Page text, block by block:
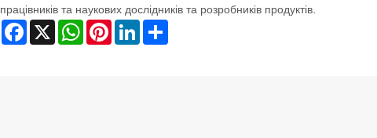
працівників та наукових дослідників та розробників продуктів.
Facebook
X WhatsApp
PinterestLinkedIn